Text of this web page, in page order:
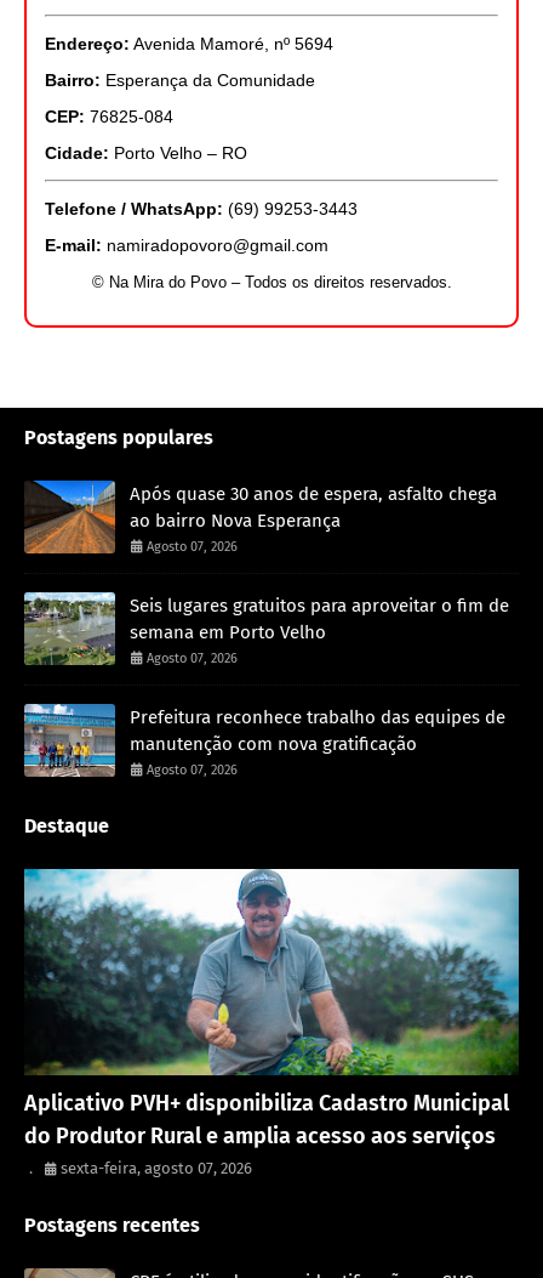
Endereço: Avenida Mamoré, nº 5694
Bairro: Esperança da Comunidade
CEP: 76825-084
Cidade: Porto Velho – RO
Telefone / WhatsApp: (69) 99253-3443
E-mail: namiradopovoro@gmail.com
© Na Mira do Povo – Todos os direitos reservados.
Postagens populares
Após quase 30 anos de espera, asfalto chega
ao bairro Nova Esperança
Agosto 07, 2026
Seis lugares gratuitos para aproveitar o fim de
semana em Porto Velho
Agosto 07, 2026
Prefeitura reconhece trabalho das equipes de
manutenção com nova gratificação
Agosto 07, 2026
Destaque
Aplicativo PVH+ disponibiliza Cadastro Municipal
do Produtor Rural e amplia acesso aos serviços
. sexta-feira, agosto 07, 2026
Postagens recentes